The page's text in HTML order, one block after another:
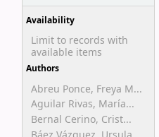
Availability
Limit to records with
available items
Authors
Abreu Ponce, Freya M...
Aguilar Rivas, María...
Bernal Cerino, Crist...